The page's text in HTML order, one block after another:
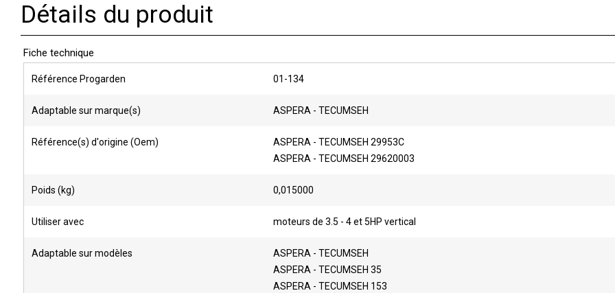
Détails du produit
Fiche technique
Référence Progarden 01-134
Adaptable sur marque(s) ASPERA - TECUMSEH
Référence(s) d'origine (Oem)
ASPERA - TECUMSEH 29953C
ASPERA - TECUMSEH 29620003
Poids (kg) 0,015000
Utiliser avec moteurs de 3.5 - 4 et 5HP vertical
Adaptable sur modèles
ASPERA - TECUMSEH
ASPERA - TECUMSEH 35
ASPERA - TECUMSEH 153